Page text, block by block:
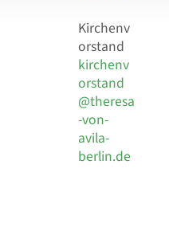
Kirchenv
orstand
kirchenv
orstand
@theresa
-von-
avila-
berlin.de